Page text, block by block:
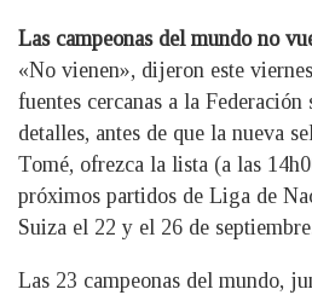
Las campeonas del mundo no
«No vienen», dijeron este
fuentes cercanas a la Federación
detalles, antes de que la nueva
Tomé, ofrezca la lista (a las
próximos partidos de Liga de
Suiza el 22 y el 26 de
Las 23 campeonas del mundo,